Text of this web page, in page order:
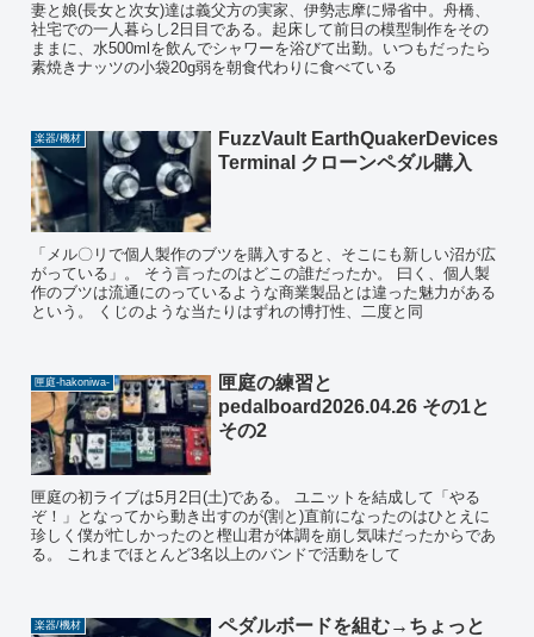
妻と娘(長女と次女)達は義父方の実家、伊勢志摩に帰省中。舟橋、
社宅での一人暮らし2日目である。起床して前日の模型制作をその
ままに、水500mlを飲んでシャワーを浴びて出勤。いつもだったら
素焼きナッツの小袋20g弱を朝食代わりに食べている
楽器/機材
FuzzVault EarthQuakerDevices
Terminal クローンペダル購入
「メル〇リで個人製作のブツを購入すると、そこにも新しい沼が広
がっている」。 そう言ったのはどこの誰だったか。 曰く、個人製
作のブツは流通にのっているような商業製品とは違った魅力がある
という。 くじのような当たりはずれの博打性、二度と同
匣庭-hakoniwa-
匣庭の練習と
pedalboard2026.04.26 その1と
その2
匣庭の初ライブは5月2日(土)である。 ユニットを結成して「やる
ぞ！」となってから動き出すのが(割と)直前になったのはひとえに
珍しく僕が忙しかったのと樫山君が体調を崩し気味だったからであ
る。 これまでほとんど3名以上のバンドで活動をして
楽器/機材
ペダルボードを組む→ちょっと